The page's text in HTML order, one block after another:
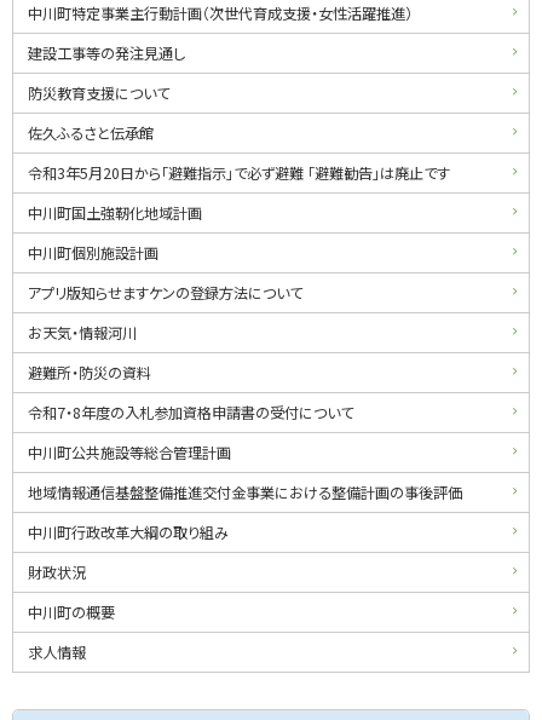
中川町特定事業主行動計画（次世代育成支援・女性活躍推進）
建設工事等の発注見通し
防災教育支援について
佐久ふるさと伝承館
令和3年5月20日から「避難指示」で必ず避難 「避難勧告」は廃止です
中川町国土強靭化地域計画
中川町個別施設計画
アプリ版知らせますケンの登録方法について
お天気・情報河川
避難所・防災の資料
令和7・8年度の入札参加資格申請書の受付について
中川町公共施設等総合管理計画
地域情報通信基盤整備推進交付金事業における整備計画の事後評価
中川町行政改革大綱の取り組み
財政状況
中川町の概要
求人情報